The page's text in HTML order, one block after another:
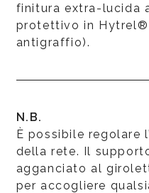
finitura extra-lucida
protettivo in Hytrel®
antigraffio).
N.B.
È possibile regolare
della rete. Il
agganciato al
per accogliere